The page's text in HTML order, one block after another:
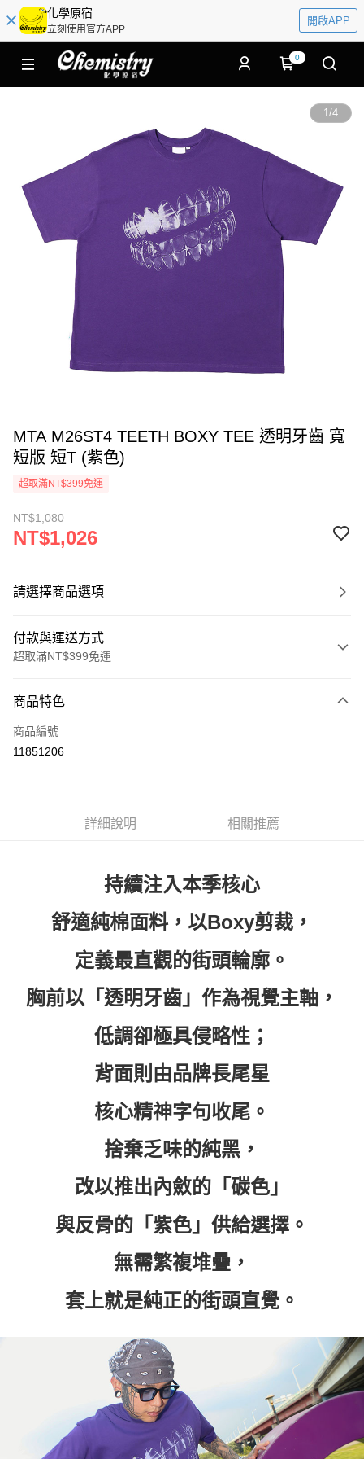
化學原宿
立刻使用官方APP
開啟APP
0
1/4
MTA M26ST4 TEETH BOXY TEE 透明牙齒 寬
短版 短T (紫色)
超取滿NT$399免運
NT$1,080
NT$1,026
請選擇商品選項
付款與運送方式
超取滿NT$399免運
信用卡一次付款
超商取貨付款
運送方式
全家取貨付款
付款後全家取貨
每筆NT$60，滿NT$399(含以上)免運費
每筆NT$60，滿NT$399(含以上)免運費
每筆NT$60，滿NT$399(含以上)免運費
每筆NT$150，滿NT$6,000(含以上)免運費
付款後門市自取
商品特色
商品編號
11851206
詳細說明 相關推薦
持續注入本季核心
舒適純棉面料，以Boxy剪裁，
定義最直觀的街頭輪廓。
胸前以「透明牙齒」作為視覺主軸，
低調卻極具侵略性；
背面則由品牌長尾星
核心精神字句收尾。
捨棄乏味的純黑，
改以推出內斂的「碳色」
與反骨的「紫色」供給選擇。
無需繁複堆疊，
套上就是純正的街頭直覺。